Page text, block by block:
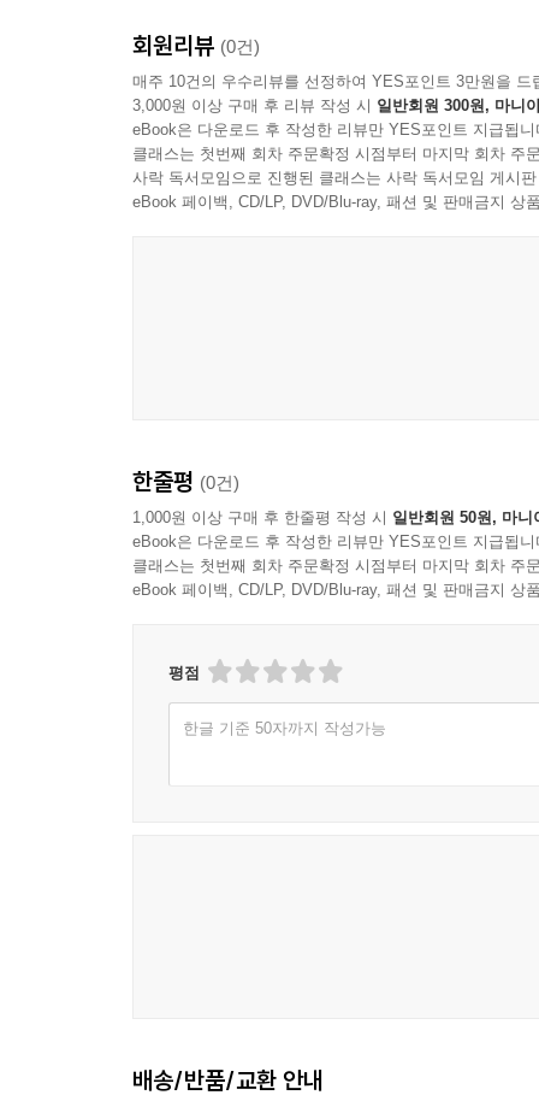
에서의 삶을 온전히 누릴 수 있게 되는 것이다. 내
꿀 수 있는 나를 찾을 수 있는 내면의 힘을 기를 수
내가 누구인지를 알 수 있는. 내가 나를 찾아가
다.
--- 「작가의 말」 중에서
제5장 ‘한갓 깨고 나면 꿈인 것을’
드러나는 평화와 수행의 힘을 이야기한 「성 안
것을」, 인간 자체가 부처임을 깨닫는 불교의 가
제6장 ‘이번 생, 다음 생’에는 삶을 인연과 무대에
순환을 통해 삶과 죽음, 존재의 지속성을 말하는
살아야 하는지 묻는 「이번 생, 다음 생」 등을 마
회원리뷰 (0건)
매주 10건의 우수리뷰를 선정하여 YES포인트 3만원을 드
3,000원 이상 구매 후 리뷰 작성 시 일반회원 300원, 마니
eBook은 다운로드 후 작성한 리뷰만 YES포인트 지급됩니
클래스는 첫번째 회차 주문확정 시점부터 마지막 회차 주
사락 독서모임으로 진행된 클래스는 사락 독서모임 게시
eBook 페이백, CD/LP, DVD/Blu-ray, 패션 및 판매금지 상
한줄평 (0건)
1,000원 이상 구매 후 한줄평 작성 시 일반회원 50원, 마니
eBook은 다운로드 후 작성한 리뷰만 YES포인트 지급됩니
클래스는 첫번째 회차 주문확정 시점부터 마지막 회차 주
eBook 페이백, CD/LP, DVD/Blu-ray, 패션 및 판매금지 상
평점
한글 기준 50자까지 작성가능
배송/반품/교환 안내